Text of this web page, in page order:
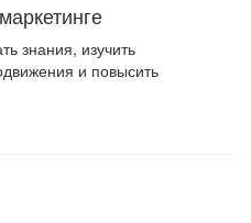
знания, изучить
и повысить